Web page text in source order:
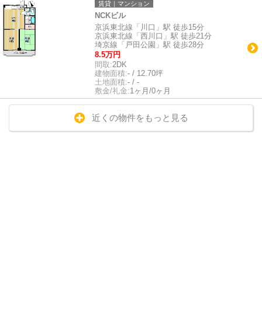
賃貸｜マンション
NCKビル
京浜東北線「川口」駅 徒歩15分
京浜東北線「西川口」駅 徒歩21分
埼京線「戸田公園」駅 徒歩28分
8.5万円
間取:2DK
建物面積:- / 12.70坪
土地面積:- / -
敷金/礼金:1ヶ月/0ヶ月
近くの物件をもっと見る